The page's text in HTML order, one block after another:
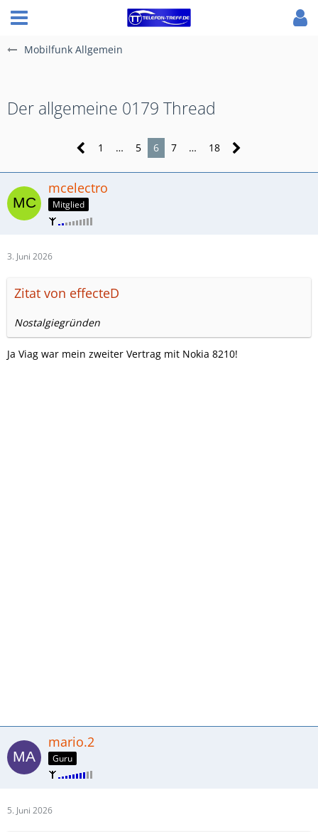
Mobilfunk Allgemein
​Der allgemeine 0179 Thread
1 … 5 6 7 … 18
mcelectro
Mitglied
3. Juni 2026
Zitat von effecteD
Nostalgiegründen
Ja Viag war mein zweiter Vertrag mit Nokia 8210!
mario.2
Guru
5. Juni 2026